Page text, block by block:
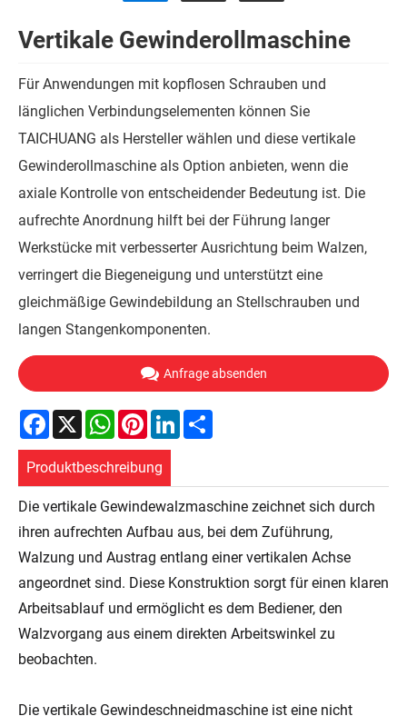
Vertikale Gewinderollmaschine
Für Anwendungen mit kopflosen Schrauben und
länglichen Verbindungselementen können Sie
TAICHUANG als Hersteller wählen und diese vertikale
Gewinderollmaschine als Option anbieten, wenn die
axiale Kontrolle von entscheidender Bedeutung ist. Die
aufrechte Anordnung hilft bei der Führung langer
Werkstücke mit verbesserter Ausrichtung beim Walzen,
verringert die Biegeneigung und unterstützt eine
gleichmäßige Gewindebildung an Stellschrauben und
langen Stangenkomponenten.
Anfrage absenden
Facebook
X WhatsApp
PinterestLinkedIn
Produktbeschreibung
Die vertikale Gewindewalzmaschine zeichnet sich durch
ihren aufrechten Aufbau aus, bei dem Zuführung,
Walzung und Austrag entlang einer vertikalen Achse
angeordnet sind. Diese Konstruktion sorgt für einen klaren
Arbeitsablauf und ermöglicht es dem Bediener, den
Walzvorgang aus einem direkten Arbeitswinkel zu
beobachten.
Die vertikale Gewindeschneidmaschine ist eine nicht